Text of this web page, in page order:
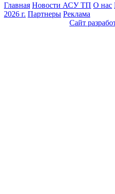
Главная Новости АСУ ТП О нас
2026 г. Партнеры Реклама
Сайт